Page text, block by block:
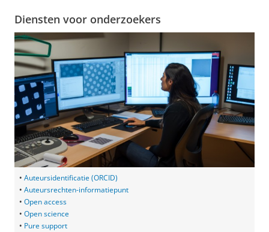
Diensten voor onderzoekers
• Auteursidentificatie (ORCID)
• Auteursrechten-informatiepunt
• Open access
• Open science
• Pure support